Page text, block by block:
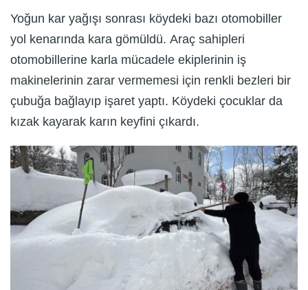
Yoğun kar yağışı sonrası köydeki bazı otomobiller
yol kenarında kara gömüldü. Araç sahipleri
otomobillerine karla mücadele ekiplerinin iş
makinelerinin zarar vermemesi için renkli bezleri bir
çubuğa bağlayıp işaret yaptı. Köydeki çocuklar da
kızak kayarak karın keyfini çıkardı.